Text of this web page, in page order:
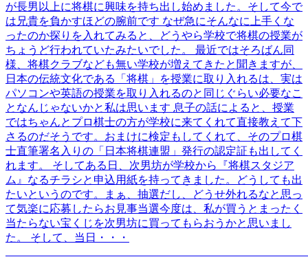
が長男以上に将棋に興味を持ち出し始めました。そして今で
は兄貴を負かすほどの腕前です なぜ急にそんなに上手くな
ったのか探りを入れてみると、どうやら学校で将棋の授業が
ちょうど行われていたみたいでした。 最近ではそろばん同
様、将棋クラブなども無い学校が増えてきたと聞きますが、
日本の伝統文化である「将棋」を授業に取り入れるは、実は
パソコンや英語の授業を取り入れるのと同じぐらい必要なこ
となんじゃないかと私は思います 息子の話によると、授業
ではちゃんとプロ棋士の方が学校に来てくれて直接教えて下
さるのだそうです。おまけに検定もしてくれて、そのプロ棋
士直筆署名入りの「日本将棋連盟」発行の認定証も出してく
れます。 そしてある日、次男坊が学校から『将棋スタジア
ム』なるチラシと申込用紙を持ってきました。どうしても出
たいというのです。まぁ、抽選だし、どうせ外れるなと思っ
て気楽に応募したらお見事当選今度は、私が買うとまったく
当たらない宝くじを次男坊に買ってもらおうかと思いまし
た。 そして、当日・・・